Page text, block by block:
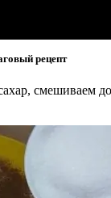
рецепт
смешиваем до